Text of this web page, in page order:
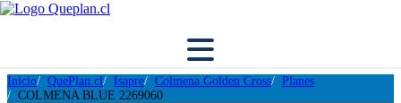
Inicio QuePlan.cl Isapre Colmena Golden Cross
Planes
COLMENA BLUE 2269060